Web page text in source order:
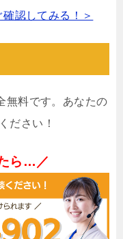
認してみる！＞
無料です。あなたの
ださい！
ら…／